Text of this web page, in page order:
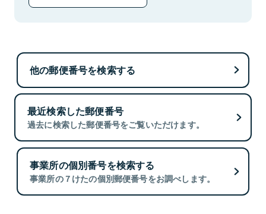
他の郵便番号を検索する
最近検索した郵便番号
過去に検索した郵便番号をご覧いただけます。
事業所の個別番号を検索する
事業所の７けたの個別郵便番号をお調べします。